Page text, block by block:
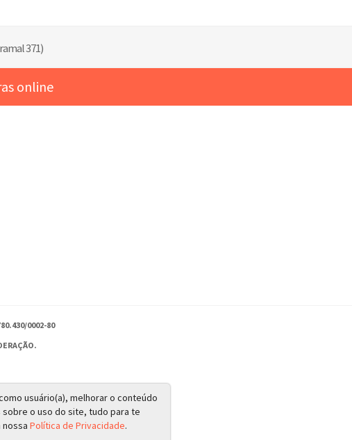
371)
online
0002-80
usuário(a), melhorar o conteúdo
o uso do site, tudo para te
Política de Privacidade.